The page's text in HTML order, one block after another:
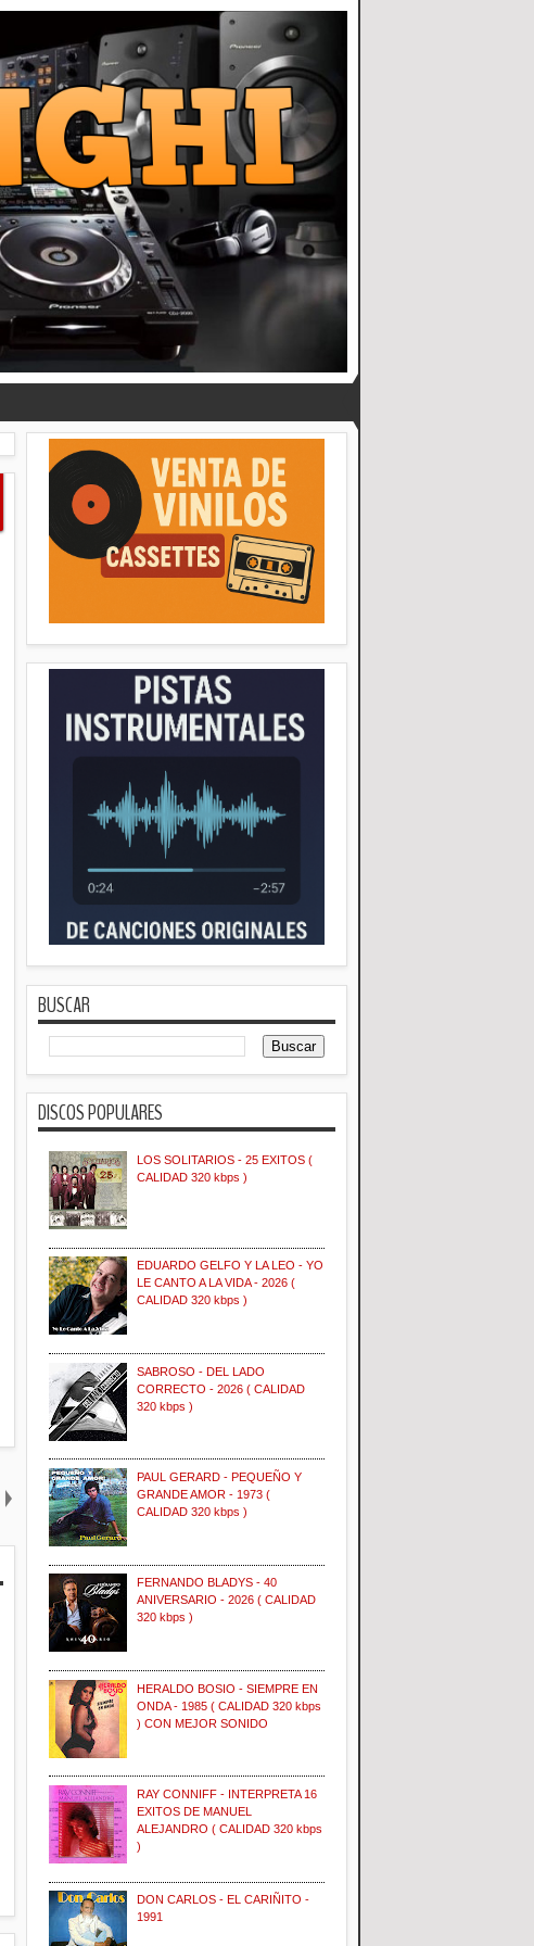
BUSCAR
DISCOS POPULARES
LOS SOLITARIOS - 25 EXITOS (
CALIDAD 320 kbps )
EDUARDO GELFO Y LA LEO - YO
LE CANTO A LA VIDA - 2026 (
CALIDAD 320 kbps )
SABROSO - DEL LADO
CORRECTO - 2026 ( CALIDAD
320 kbps )
PAUL GERARD - PEQUEÑO Y
GRANDE AMOR - 1973 (
CALIDAD 320 kbps )
FERNANDO BLADYS - 40
ANIVERSARIO - 2026 ( CALIDAD
320 kbps )
HERALDO BOSIO - SIEMPRE EN
ONDA - 1985 ( CALIDAD 320 kbps
) CON MEJOR SONIDO
RAY CONNIFF - INTERPRETA 16
EXITOS DE MANUEL
ALEJANDRO ( CALIDAD 320 kbps
)
DON CARLOS - EL CARIÑITO -
1991